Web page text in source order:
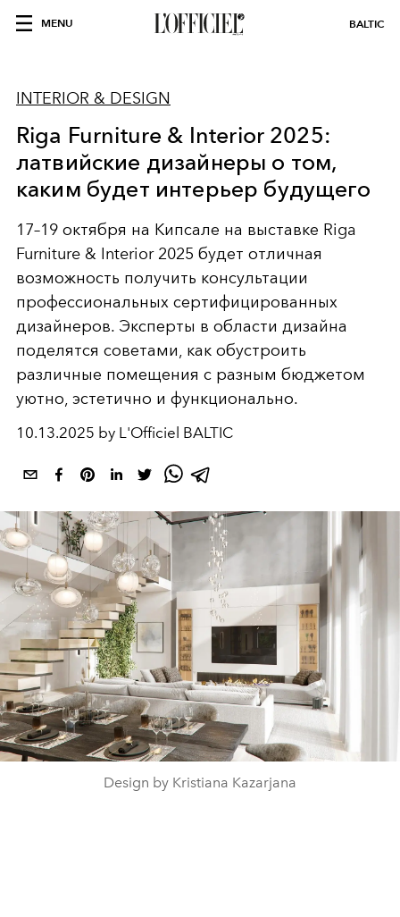
MENU BALTIC
INTERIOR & DESIGN
Riga Furniture & Interior 2025:
латвийские дизайнеры о том,
каким будет интерьер будущего
17–19 октября на Кипсале на выставке Riga
Furniture & Interior 2025 будет отличная
возможность получить консультации
профессиональных сертифицированных
дизайнеров. Эксперты в области дизайна
поделятся советами, как обустроить
различные помещения с разным бюджетом
уютно, эстетично и функционально.
10.13.2025 by L'Officiel BALTIC
Design by Kristiana Kazarjana